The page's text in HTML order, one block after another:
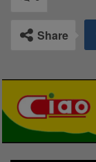
Share